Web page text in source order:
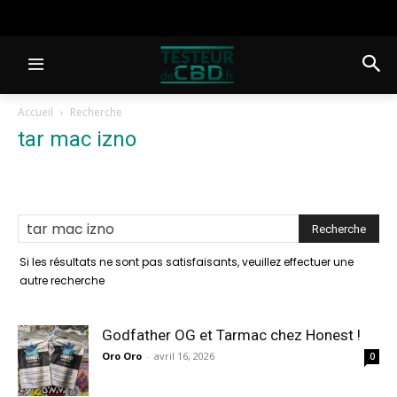
Accueil Recherche
tar mac izno
Si les résultats ne sont pas satisfaisants, veuillez effectuer une
autre recherche
Godfather OG et Tarmac chez Honest !
Oro Oro - avril 16, 2026 0